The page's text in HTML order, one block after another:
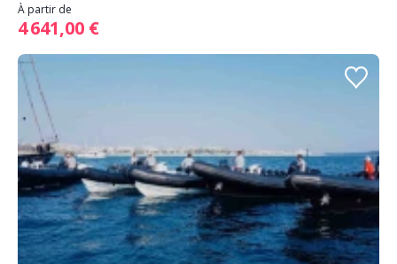
À partir de
4 641,00 €